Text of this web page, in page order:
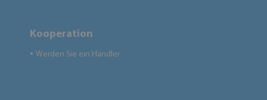
Kooperation
● Werden Sie ein Händler